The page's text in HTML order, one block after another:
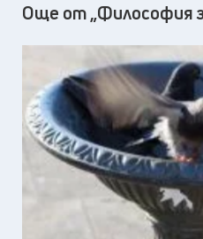
Още от „Философия